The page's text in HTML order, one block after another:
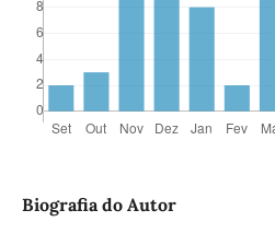
Biografia do Autor